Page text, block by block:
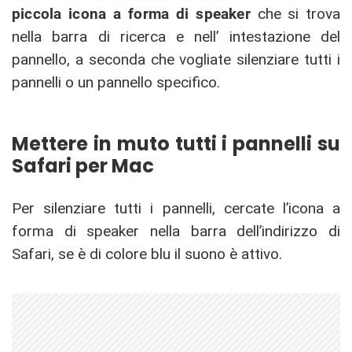
piccola icona a forma di speakerche si trova
nella barra di ricerca e nell’ intestazione del
pannello, a seconda che vogliate silenziare tutti i
pannelli o un pannello specifico.
Mettere in muto tutti i pannelli su
Safari per Mac
Per silenziare tutti i pannelli, cercate l’icona a
forma di speaker nella barra dell’indirizzo di
Safari, se è di colore blu il suono è attivo.